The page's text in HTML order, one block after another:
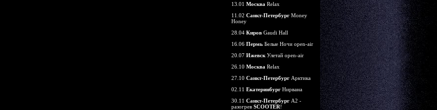
13.01 Москва Relax
11.02 Санкт-Петербург Money
Honey
28.04 Киров Gaudi Hall
16.06 Пермь Белые Ночи open-air
20.07 Ижевск Улетай open-air
26.10 Москва Relax
27.10 Санкт-Петербург Арктика
02.11 Екатеринбург Нирвана
30.11 Санкт-Петербург А2 -
разогрев SCOOTER!